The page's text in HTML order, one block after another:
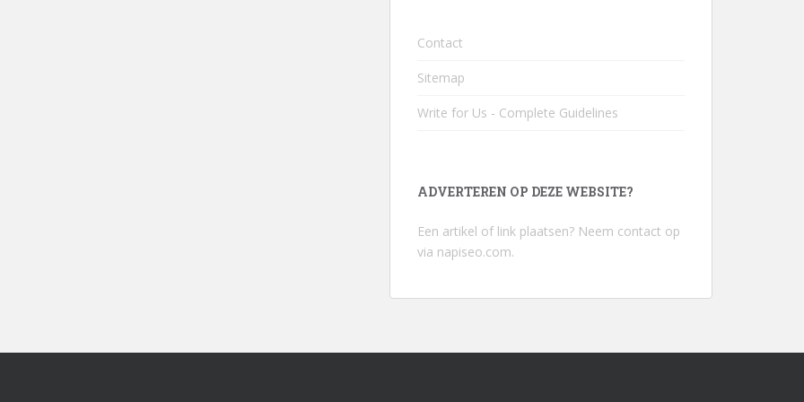
Contact
Sitemap
Write for Us - Complete Guidelines
ADVERTEREN OP DEZE WEBSITE?
Een artikel of link plaatsen? Neem contact op
via napiseo.com.